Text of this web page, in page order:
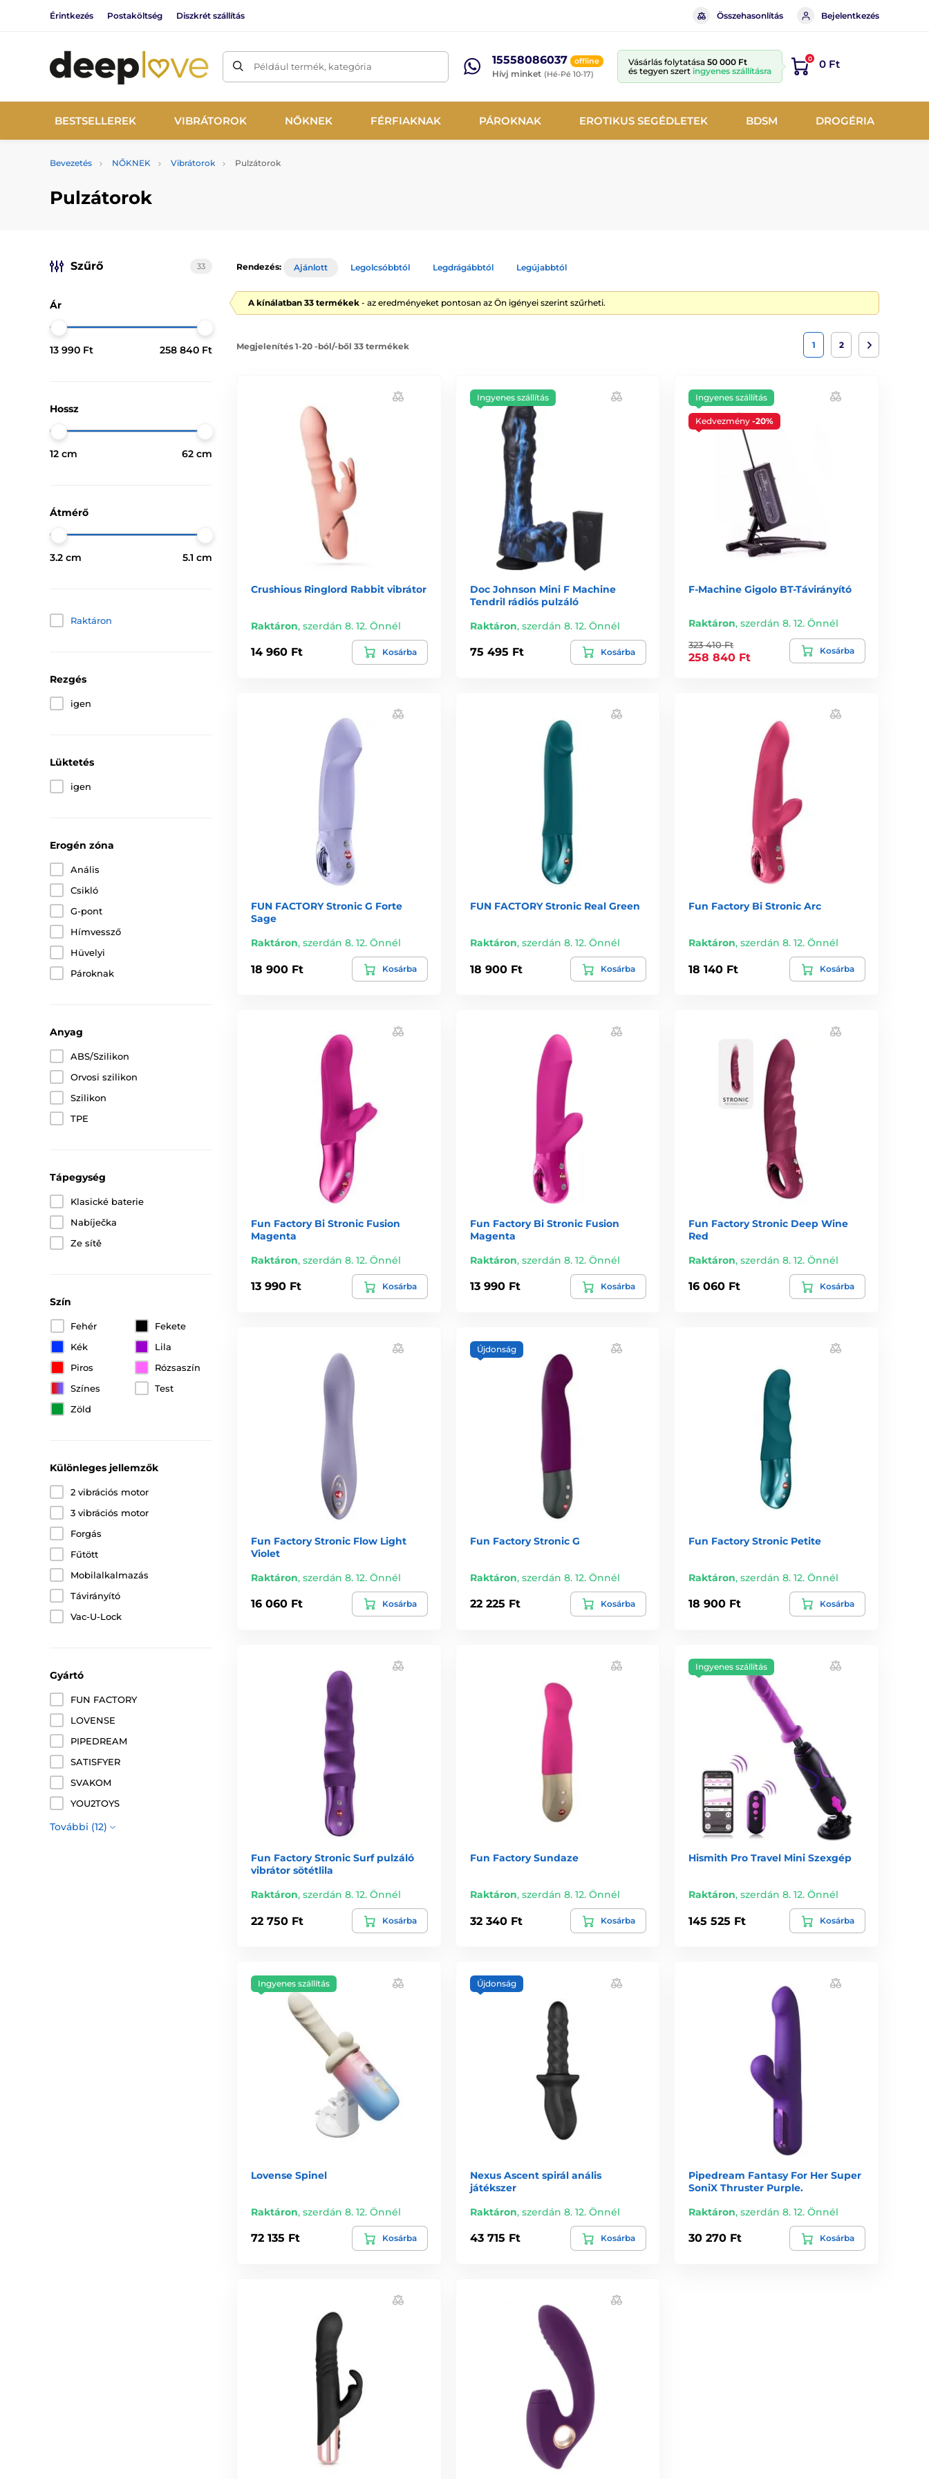
Érintkezés Postaköltség Diszkrét szállítás Összehasonlítás Bejelentkezés
Például termék, kategória 15558086037 offline
Hívj minket (Hé-Pé 10-17)
Vásárlás folytatása 50 000 Ft
és tegyen szert ingyenes szállításra
0 0 Ft
BESTSELLEREK VIBRÁTOROK NŐKNEK FÉRFIAKNAK PÁROKNAK EROTIKUS SEGÉDLETEK BDSM DROGÉRIA
Bevezetés NŐKNEK Vibrátorok Pulzátorok
Pulzátorok
Szűrő 33
Ár
13 990 Ft 258 840 Ft
Hossz
12 cm 62 cm
Átmérő
3.2 cm 5.1 cm
Raktáron
Rezgés
igen
Lüktetés
igen
Erogén zóna
Anális
Csikló
G-pont
Hímvessző
Hüvelyi
Pároknak
Anyag
ABS/Szilikon
Orvosi szilikon
Szilikon
TPE
Tápegység
Klasické baterie
Nabíječka
Ze sítě
Szín
Fehér
Fekete
Kék
Lila
Piros
Rózsaszín
Színes
Test
Zöld
Különleges jellemzők
2 vibrációs motor
3 vibrációs motor
Forgás
Fűtött
Mobilalkalmazás
Távirányító
Vac-U-Lock
Gyártó
FUN FACTORY
LOVENSE
PIPEDREAM
SATISFYER
SVAKOM
YOU2TOYS
További (12)
Rendezés: Ajánlott Legolcsóbbtól Legdrágábbtól Legújabbtól
A kínálatban 33 termékek - az eredményeket pontosan az Ön igényei szerint szűrheti.
Megjelenítés 1-20 -ból/-ből 33 termékek 1 2
Crushious Ringlord Rabbit vibrátor
Raktáron, szerdán 8. 12. Önnél
14 960 Ft Kosárba
Ingyenes szállítás
Doc Johnson Mini F Machine
Tendril rádiós pulzáló
Raktáron, szerdán 8. 12. Önnél
75 495 Ft Kosárba
Ingyenes szállítás
Kedvezmény-20%
F-Machine Gigolo BT-Távirányító
Raktáron,szerdán 8. 12. Önnél
323 410 Ft
258 840 Ft
Kosárba
FUN FACTORY Stronic G Forte
Sage
Raktáron, szerdán 8. 12. Önnél
18 900 Ft Kosárba
FUN FACTORY Stronic Real Green
Raktáron, szerdán 8. 12. Önnél
18 900 Ft Kosárba
Fun Factory Bi Stronic Arc
Raktáron,szerdán 8. 12. Önnél
18 140 Ft Kosárba
Fun Factory Bi Stronic Fusion
Magenta
Raktáron, szerdán 8. 12. Önnél
13 990 Ft Kosárba
Fun Factory Bi Stronic Fusion
Magenta
Raktáron, szerdán 8. 12. Önnél
13 990 Ft Kosárba
Fun Factory Stronic Deep Wine
Red
Raktáron,szerdán 8. 12. Önnél
16 060 Ft Kosárba
Fun Factory Stronic Flow Light
Violet
Raktáron, szerdán 8. 12. Önnél
16 060 Ft Kosárba
Újdonság
Fun Factory Stronic G
Raktáron, szerdán 8. 12. Önnél
22 225 Ft Kosárba
Fun Factory Stronic Petite
Raktáron,szerdán 8. 12. Önnél
18 900 Ft Kosárba
Fun Factory Stronic Surf pulzáló
vibrátor sötétlila
Raktáron, szerdán 8. 12. Önnél
22 750 Ft Kosárba
Fun Factory Sundaze
Raktáron, szerdán 8. 12. Önnél
32 340 Ft Kosárba
Ingyenes szállítás
Hismith Pro Travel Mini Szexgép
Raktáron,szerdán 8. 12. Önnél
145 525 Ft Kosárba
Ingyenes szállítás
Lovense Spinel
Raktáron, szerdán 8. 12. Önnél
72 135 Ft Kosárba
Újdonság
Nexus Ascent spirál anális
játékszer
Raktáron, szerdán 8. 12. Önnél
43 715 Ft Kosárba
Pipedream Fantasy For Her Super
SoniX Thruster Purple.
Raktáron,szerdán 8. 12. Önnél
30 270 Ft Kosárba